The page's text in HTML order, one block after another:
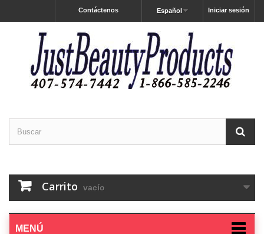
Iniciar sesión
Español
Contáctenos
Carrito vacío
MENÚ